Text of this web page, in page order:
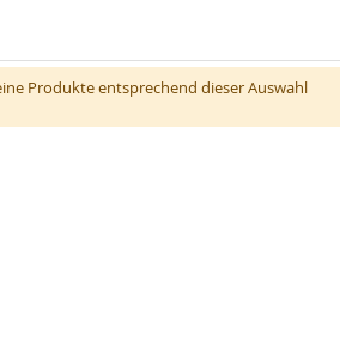
Produkte entsprechend dieser Auswahl